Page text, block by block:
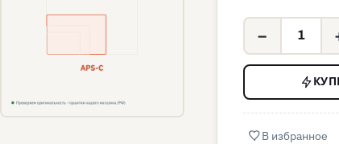
−
В избранное